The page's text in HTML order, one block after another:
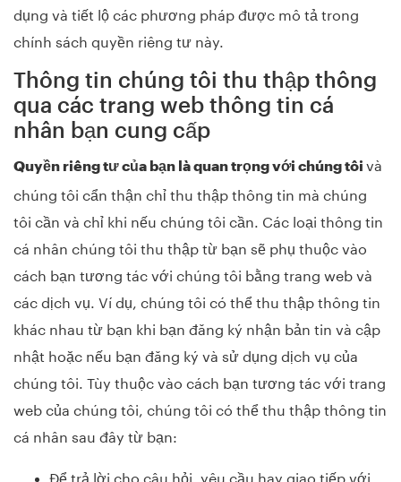
dụng và tiết lộ các phương pháp được mô tả trong
chính sách quyền riêng tư này.
Thông tin chúng tôi thu thập thông
qua các trang web thông tin cá
nhân bạn cung cấp
Quyền riêng tư của bạn là quan trọng với chúng tôi và
chúng tôi cẩn thận chỉ thu thập thông tin mà chúng
tôi cần và chỉ khi nếu chúng tôi cần. Các loại thông tin
cá nhân chúng tôi thu thập từ bạn sẽ phụ thuộc vào
cách bạn tương tác với chúng tôi bằng trang web và
các dịch vụ. Ví dụ, chúng tôi có thể thu thập thông tin
khác nhau từ bạn khi bạn đăng ký nhận bản tin và cập
nhật hoặc nếu bạn đăng ký và sử dụng dịch vụ của
chúng tôi. Tùy thuộc vào cách bạn tương tác với trang
web của chúng tôi, chúng tôi có thể thu thập thông tin
cá nhân sau đây từ bạn:
Để trả lời cho câu hỏi, yêu cầu hay giao tiếp với